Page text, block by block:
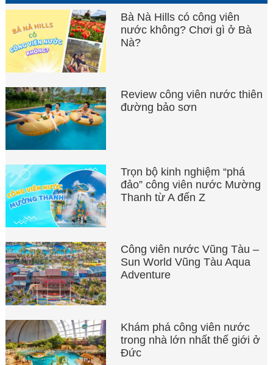
Bà Nà Hills có công viên
nước không? Chơi gì ở Bà
Nà?
Review công viên nước thiên
đường bảo sơn
Trọn bộ kinh nghiệm “phá
đảo” công viên nước Mường
Thanh từ A đến Z
Công viên nước Vũng Tàu –
Sun World Vũng Tàu Aqua
Adventure
Khám phá công viên nước
trong nhà lớn nhất thế giới ở
Đức